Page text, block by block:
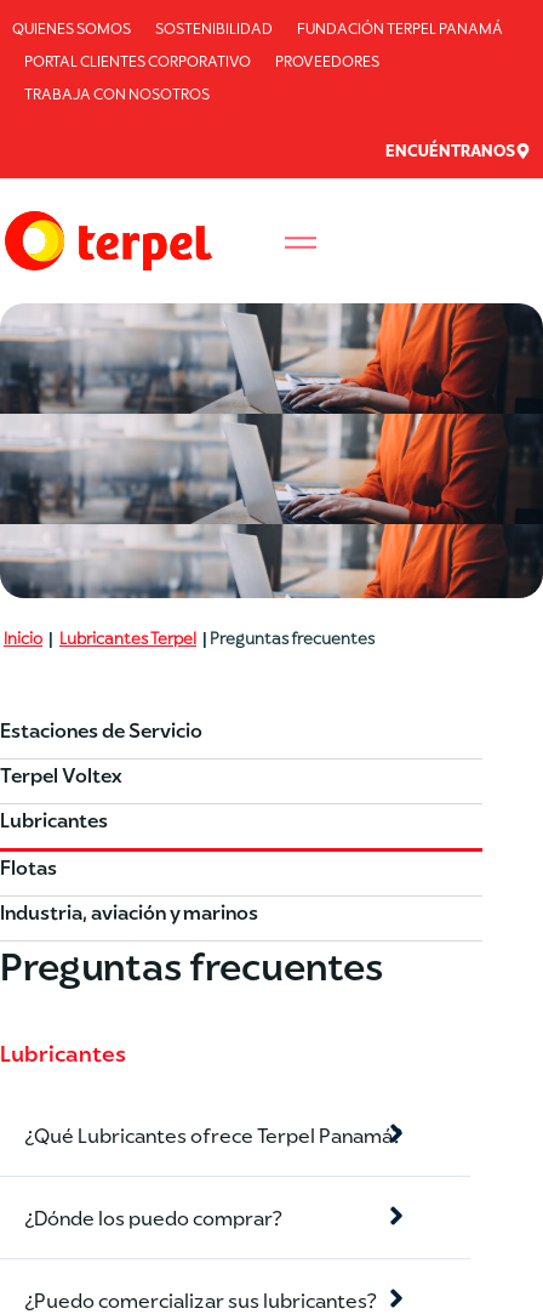
QUIENES SOMOS SOSTENIBILIDAD
FUNDACIÓN TERPEL PANAMÁ
PORTAL CLIENTES CORPORATIVO
PROVEEDORES
TRABAJA CON NOSOTROS
ENCUÉNTRANOS
Inicio | Lubricantes Terpel | Preguntas frecuentes
Estaciones de Servicio
Terpel Voltex
Lubricantes
Flotas
Industria, aviación y marinos
Preguntas frecuentes
Lubricantes
¿Qué Lubricantes ofrece Terpel Panamá?
¿Dónde los puedo comprar?
¿Puedo comercializar sus lubricantes?